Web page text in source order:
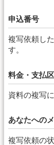
申込番号
複写依頼し
す。
料金・支払
資料の複写
あなたへの
複写依頼の